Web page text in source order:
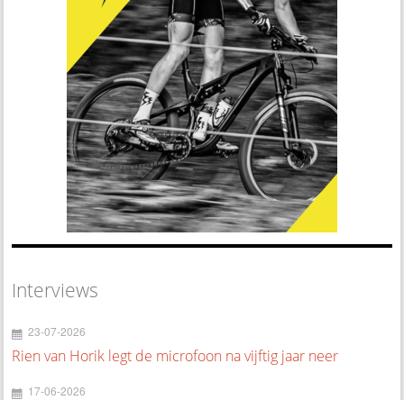
Interviews
23-07-2026
Rien van Horik legt de microfoon na vijftig jaar neer
17-06-2026